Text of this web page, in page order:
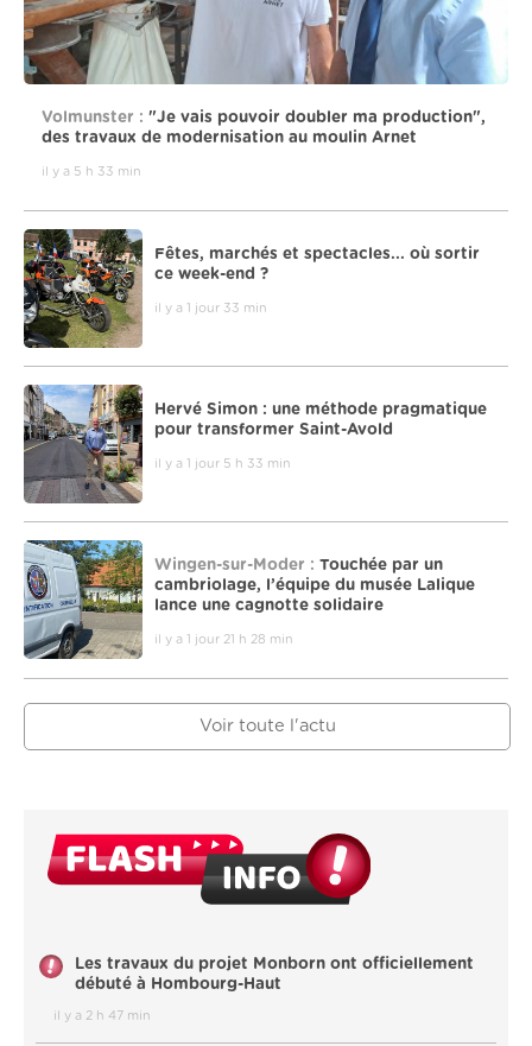
Volmunster : "Je vais pouvoir doubler ma production",
des travaux de modernisation au moulin Arnet
il y a 5 h 33 min
Fêtes, marchés et spectacles... où sortir
ce week-end ?
il y a 1 jour 33 min
Hervé Simon : une méthode pragmatique
pour transformer Saint-Avold
il y a 1 jour 5 h 33 min
Wingen-sur-Moder : Touchée par un
cambriolage, l’équipe du musée Lalique
lance une cagnotte solidaire
il y a 1 jour 21 h 28 min
Voir toute l'actu
Les travaux du projet Monborn ont officiellement
débuté à Hombourg-Haut
il y a 2 h 47 min